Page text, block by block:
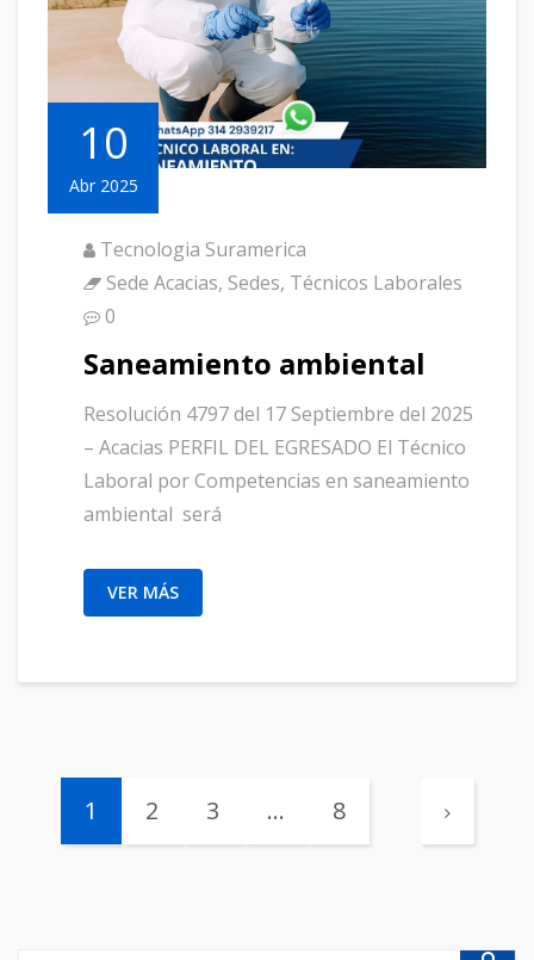
10
Abr 2025
Tecnologia Suramerica
Sede Acacias, Sedes, Técnicos Laborales
0
Saneamiento ambiental
Resolución 4797 del 17 Septiembre del 2025
– Acacias PERFIL DEL EGRESADO El Técnico
Laboral por Competencias en saneamiento
ambiental será
VER MÁS
1 2 3 … 8